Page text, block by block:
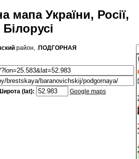
мапа України, Росії,
Білорусі
район, .ПОДГОРНАЯ
(lat): Google maps